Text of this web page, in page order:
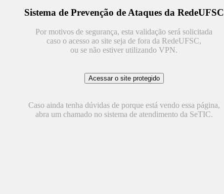
Sistema de Prevenção de Ataques da RedeUFSC
Por motivos de segurança, esta validação será solicitada
caso o acesso ao site seja de fora da RedeUFSC,
ou se não estiver utilizando VPN.
Caso ainda tenha dúvidas de porque está vendo essa página,
abra um chamado no sistema de atendimento da SeTIC.